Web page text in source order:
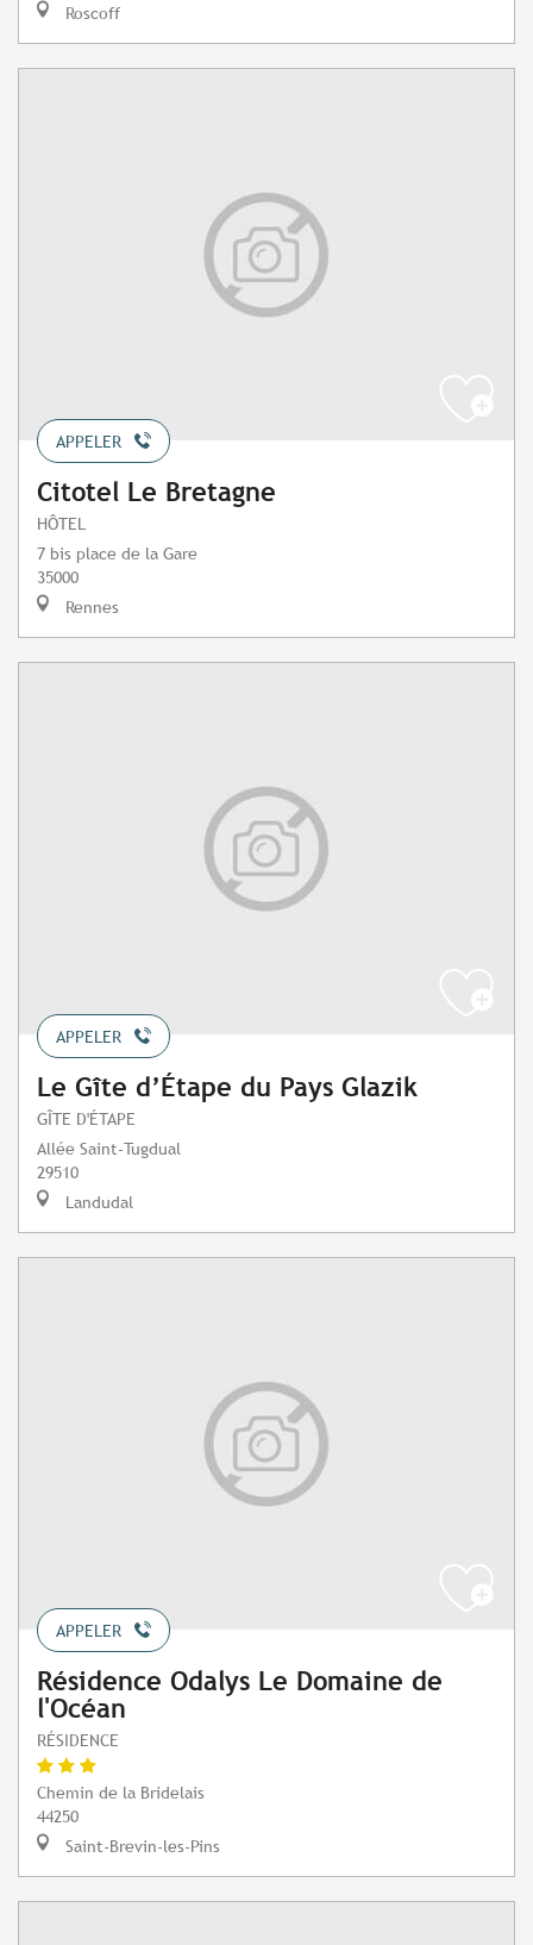
Roscoff
APPELER
Citotel Le Bretagne
HÔTEL
7 bis place de la Gare
35000
Rennes
APPELER
Le Gîte d’Étape du Pays Glazik
GÎTE D'ÉTAPE
Allée Saint-Tugdual
29510
Landudal
APPELER
Résidence Odalys Le Domaine de
l'Océan
RÉSIDENCE
Chemin de la Bridelais
44250
Saint-Brevin-les-Pins